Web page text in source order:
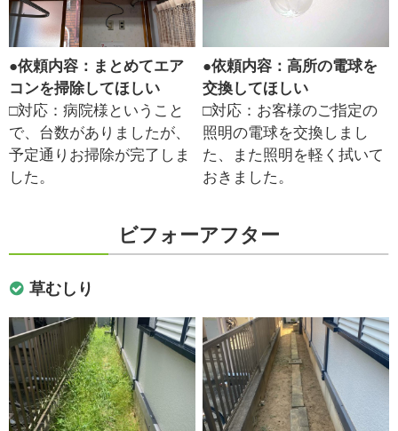
●依頼内容：まとめてエア
コンを掃除してほしい
□対応：病院様ということ
で、台数がありましたが、
予定通りお掃除が完了しま
した。
●依頼内容：高所の電球を
交換してほしい
□対応：お客様のご指定の
照明の電球を交換しまし
た、また照明を軽く拭いて
おきました。
ビフォーアフター
草むしり